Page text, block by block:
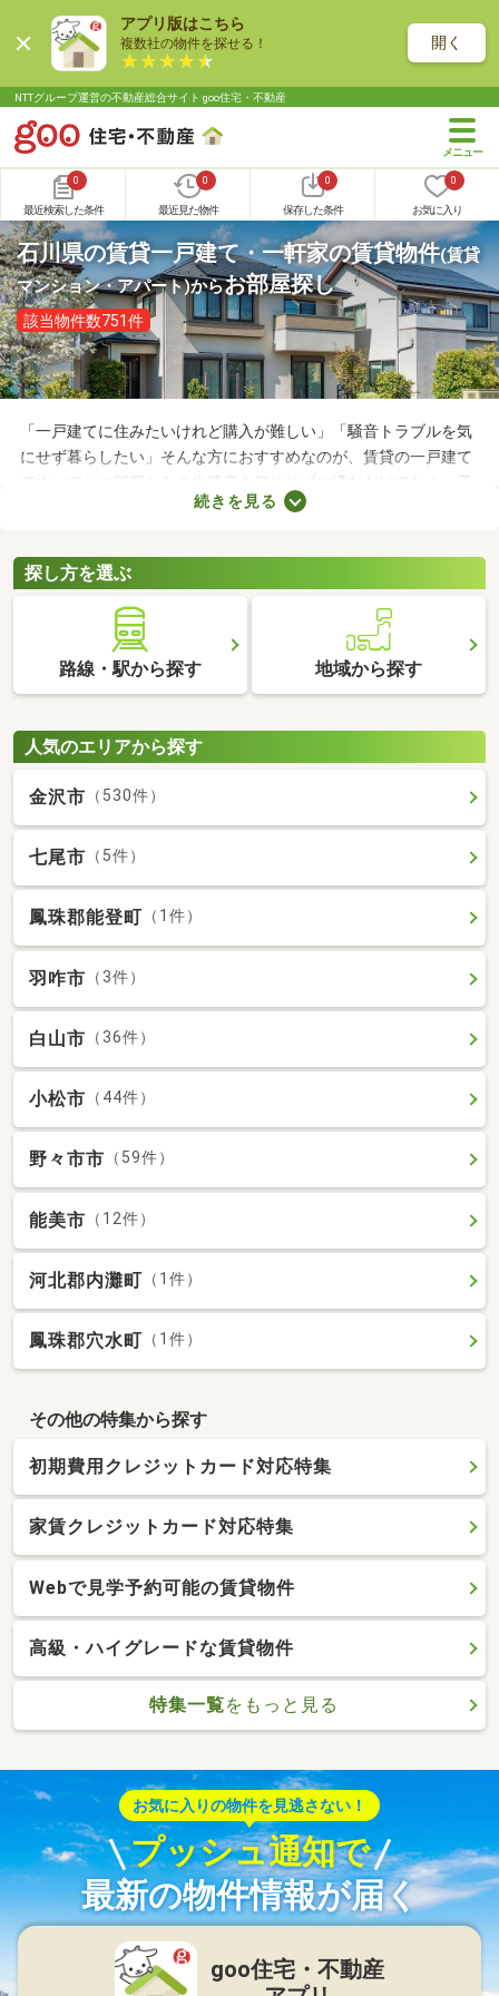
アプリ版はこちら
複数社の物件を探せる！ 開く
NTTグループ運営の不動産総合サイト goo住宅・不動産
0
最近検索した条件
0
最近見た物件
0
保存した条件
0
お気に入り
石川県の賃貸一戸建て・一軒家の賃貸物件(賃貸
マンション・アパート)からお部屋探し
該当物件数751件
「一戸建てに住みたいけれど購入が難しい」「騒音トラブルを気
にせず暮らしたい」そんな方におすすめなのが、賃貸の一戸建て
です。ほかの部屋からの生活音を気にせずに済むだけでなく、子
どもの足音に気を遣わずに済む点も戸建ての魅力。生活音のトラ
します。
続きを見る
探し方を選ぶ
路線・駅から探す 地域から探す
人気のエリアから探す
金沢市 （530件）
七尾市 （5件）
鳳珠郡能登町 （1件）
羽咋市 （3件）
白山市 （36件）
小松市 （44件）
野々市市 （59件）
能美市 （12件）
河北郡内灘町 （1件）
鳳珠郡穴水町 （1件）
その他の特集から探す
初期費用クレジットカード対応特集
家賃クレジットカード対応特集
Webで見学予約可能の賃貸物件
高級・ハイグレードな賃貸物件
特集一覧をもっと見る
お気に入りの物件を見逃さない！
プッシュ通知で
最新の物件情報が届く
goo住宅・不動産